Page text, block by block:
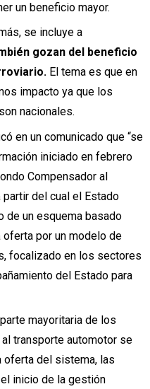
un beneficio mayor.
se incluye a
gozan del beneficio
El tema es que en
impacto ya que los
nacionales.
en un comunicado que “se
iniciado en febrero
Compensador al
del cual el Estado
de un esquema basado
por un modelo de
focalizado en los sectores
del Estado para
mayoritaria de los
transporte automotor se
oferta del sistema, las
inicio de la gestión